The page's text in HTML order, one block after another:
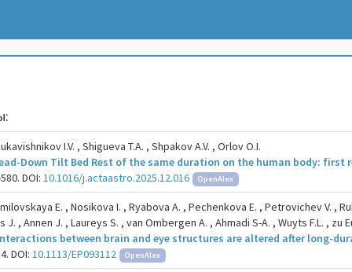
I.V. , Shigueva T.A. , Shpakov A.V. , Orlov O.I.
Down Tilt Bed Rest of the same duration on the human body: first
DOI: 10.1016/j.actaastro.2025.12.016 OpenAlex
E. , Nosikova I. , Ryabova A. , Pechenkova E. , Petrovichev V. ,
J. , Annen J. , Laureys S. , van Ombergen A. , Ahmadi S-A. , Wuyts F.L. , zu
between brain and eye structures are altered after long-
DOI: 10.1113/EP093112 OpenAlex